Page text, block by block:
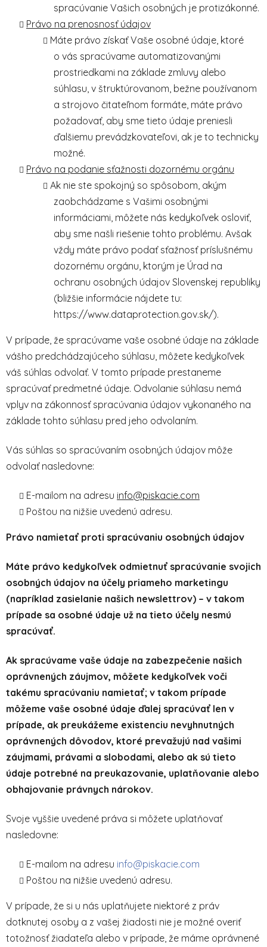
spracúvanie Vašich osobných je protizákonné.
Právo na prenosnosť údajov
Máte právo získať Vaše osobné údaje, ktoré
o vás spracúvame automatizovanými
prostriedkami na základe zmluvy alebo
súhlasu, v štruktúrovanom, bežne používanom
a strojovo čitateľnom formáte, máte právo
požadovať, aby sme tieto údaje preniesli
ďalšiemu prevádzkovateľovi, ak je to technicky
možné.
Právo na podanie sťažnosti dozornému orgánu
Ak nie ste spokojný so spôsobom, akým
zaobchádzame s Vašimi osobnými
informáciami, môžete nás kedykoľvek osloviť,
aby sme našli riešenie tohto problému. Avšak
vždy máte právo podať sťažnosť príslušnému
dozornému orgánu, ktorým je Úrad na
ochranu osobných údajov Slovenskej republiky
(bližšie informácie nájdete tu:
https://www.dataprotection.gov.sk/).
V prípade, že spracúvame vaše osobné údaje na základe
vášho predchádzajúceho súhlasu, môžete kedykoľvek
váš súhlas odvolať. V tomto prípade prestaneme
spracúvať predmetné údaje. Odvolanie súhlasu nemá
vplyv na zákonnosť spracúvania údajov vykonaného na
základe tohto súhlasu pred jeho odvolaním.
Vás súhlas so spracúvaním osobných údajov môže
odvolať nasledovne:
E-mailom na adresu info@piskacie.com
Poštou na nižšie uvedenú adresu.
Právo namietať proti spracúvaniu osobných údajov
Máte právo kedykoľvek odmietnuť spracúvanie svojich
osobných údajov na účely priameho marketingu
(napríklad zasielanie našich newslettrov) – v takom
prípade sa osobné údaje už na tieto účely nesmú
spracúvať.
Ak spracúvame vaše údaje na zabezpečenie našich
oprávnených záujmov, môžete kedykoľvek voči
takému spracúvaniu namietať; v takom prípade
môžeme vaše osobné údaje ďalej spracúvať len v
prípade, ak preukážeme existenciu nevyhnutných
oprávnených dôvodov, ktoré prevažujú nad vašimi
záujmami, právami a slobodami, alebo ak sú tieto
údaje potrebné na preukazovanie, uplatňovanie alebo
obhajovanie právnych nárokov.
Svoje vyššie uvedené práva si môžete uplatňovať
nasledovne:
E-mailom na adresu info@piskacie.com
Poštou na nižšie uvedenú adresu.
V prípade, že si u nás uplatňujete niektoré z práv
dotknutej osoby a z vašej žiadosti nie je možné overiť
totožnosť žiadateľa alebo v prípade, že máme oprávnené